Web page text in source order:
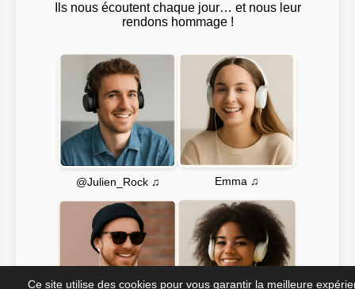
Ils nous écoutent chaque jour… et nous leur
rendons hommage !
@Julien_Rock ♫ Emma ♫
Ce site utilise des cookies pour vous garantir la meilleure